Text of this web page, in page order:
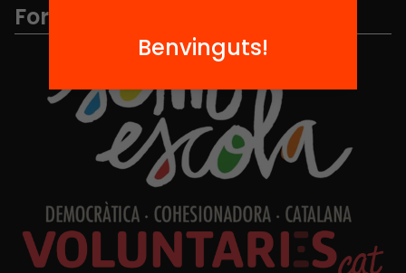
Formem part de...
Benvinguts!